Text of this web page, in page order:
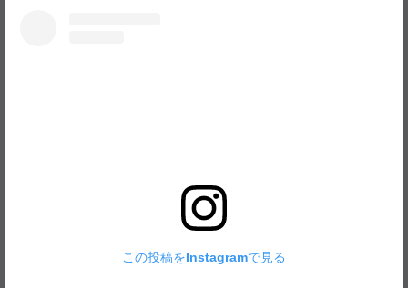
この投稿をInstagramで見る